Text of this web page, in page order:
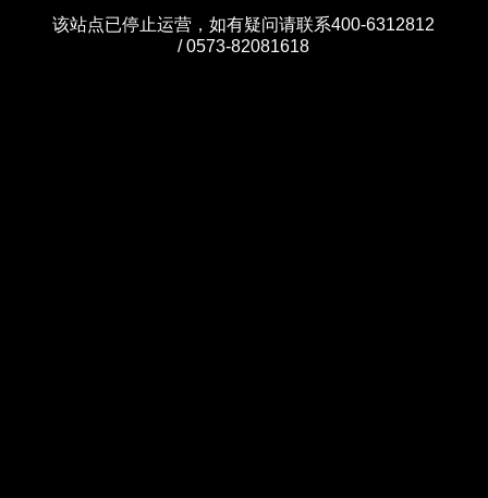
该站点已停止运营，如有疑问请联系400-6312812
/ 0573-82081618